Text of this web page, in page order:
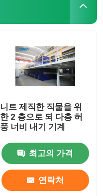
니트 제직한 직물을 위
한 2 층으로 되 다층 허
풍 너비 내기 기계
최고의 가격
연락처